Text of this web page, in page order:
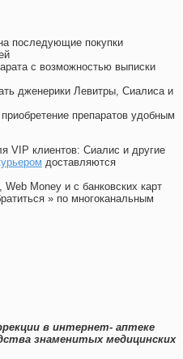
последующие покупки
с возможностью выписки
дженерики Левитры, Сиалиса и
препаратов удобным
VIP клиентов: Сиалис и другие
доставляются
Money и с банковских карт
» по многоканальным
в интернет- аптеке
знаменитых медицинских